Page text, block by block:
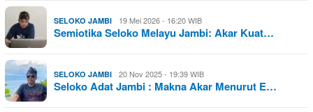
SELOKO JAMBI 19 Mei 2026 - 16:20 WIB
Semiotika Seloko Melayu Jambi: Akar Kuat…
SELOKO JAMBI 20 Nov 2025 - 19:39 WIB
Seloko Adat Jambi : Makna Akar Menurut E…